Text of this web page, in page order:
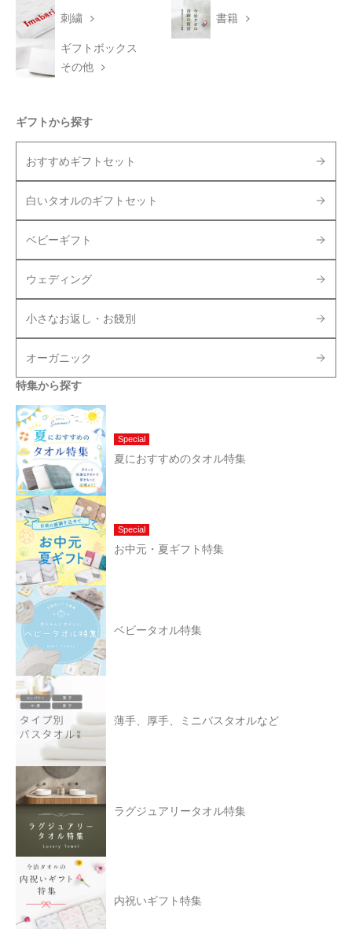
刺繍 書籍
ギフトボックス
その他
ギフトから探す
おすすめギフトセット
白いタオルのギフトセット
ベビーギフト
ウェディング
小さなお返し・お餞別
オーガニック
特集から探す
Special
夏におすすめのタオル特集
Special
お中元・夏ギフト特集
ベビータオル特集
薄手、厚手、ミニバスタオルなど
ラグジュアリータオル特集
内祝いギフト特集